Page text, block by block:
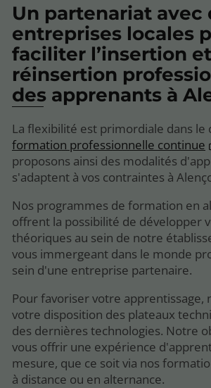
Un partenariat avec
entreprises locales
faciliter l’insertion
réinsertion
des apprenants à
La flexibilité est primordiale dans le
formation professionnelle continue
proposons ainsi des modalités
s'adaptent à vos contraintes à
Nos programmes de formation en
offrent la possibilité de développer
théoriques au sein de notre
vous immergeant dans le monde
sein d'une entreprise partenaire.
Pour favoriser votre apprentissage,
votre disposition des plateaux
des dernières technologies. Notre
vous offrir une expérience
mesure, que ce soit via nos
à distance ou en alternance.